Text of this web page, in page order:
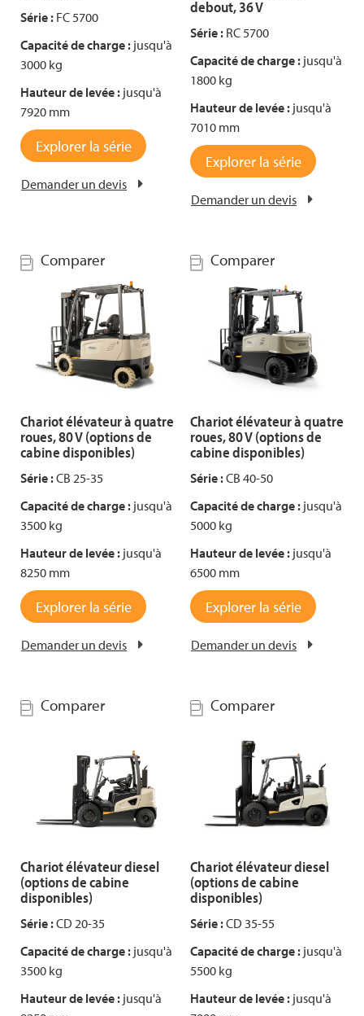
Série : FC 5700
Capacité de charge : jusqu'à
3000 kg
Hauteur de levée : jusqu'à
7920 mm
Explorer la série
Demander un devis
debout, 36 V
Série : RC 5700
Capacité de charge : jusqu'à
1800 kg
Hauteur de levée : jusqu'à
7010 mm
Explorer la série
Demander un devis
Comparer
Chariot élévateur à quatre
roues, 80 V (options de
cabine disponibles)
Série :CB 25-35
Capacité de charge : jusqu'à
3500 kg
Hauteur de levée : jusqu'à
8250 mm
Explorer la série
Demander un devis
Comparer
Chariot élévateur à quatre
roues, 80 V (options de
cabine disponibles)
Série :CB 40-50
Capacité de charge : jusqu'à
5000 kg
Hauteur de levée : jusqu'à
6500 mm
Explorer la série
Demander un devis
Comparer
Chariot élévateur diesel
(options de cabine
disponibles)
Série :CD 20-35
Capacité de charge : jusqu'à
3500 kg
Hauteur de levée : jusqu'à
Comparer
Chariot élévateur diesel
(options de cabine
disponibles)
Série :CD 35-55
Capacité de charge : jusqu'à
5500 kg
Hauteur de levée : jusqu'à